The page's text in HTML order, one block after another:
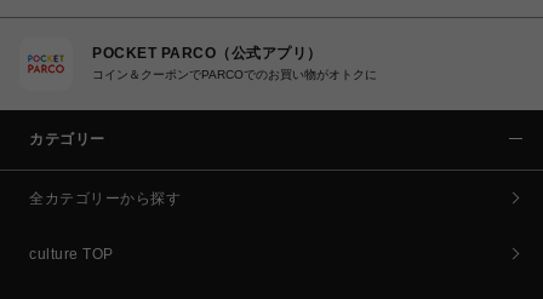
POCKET PARCO（公式アプリ）
コイン＆クーポンでPARCOでのお買い物がオトクに
カテゴリー
全カテゴリーから探す
culture TOP